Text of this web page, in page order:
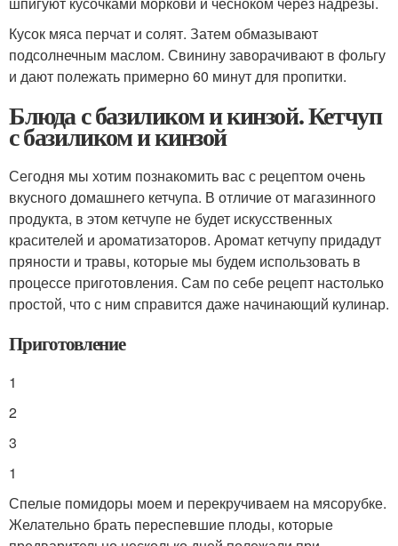
Кусок мяса перчат и солят. Затем обмазывают
подсолнечным маслом. Свинину заворачивают в фольгу
и дают полежать примерно 60 минут для пропитки.
Блюда с базиликом и кинзой. Кетчуп
с базиликом и кинзой
Сегодня мы хотим познакомить вас с рецептом очень
вкусного домашнего кетчупа. В отличие от магазинного
продукта, в этом кетчупе не будет искусственных
красителей и ароматизаторов. Аромат кетчупу придадут
пряности и травы, которые мы будем использовать в
процессе приготовления. Сам по себе рецепт настолько
простой, что с ним справится даже начинающий кулинар.
Приготовление
1
2
3
1
Спелые помидоры моем и перекручиваем на мясорубке.
Желательно брать переспевшие плоды, которые